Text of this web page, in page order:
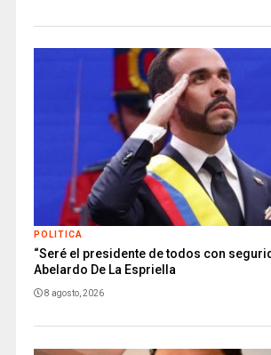
POLITICA
“Seré el presidente de todos con
Abelardo De La Espriella
8 agosto, 2026